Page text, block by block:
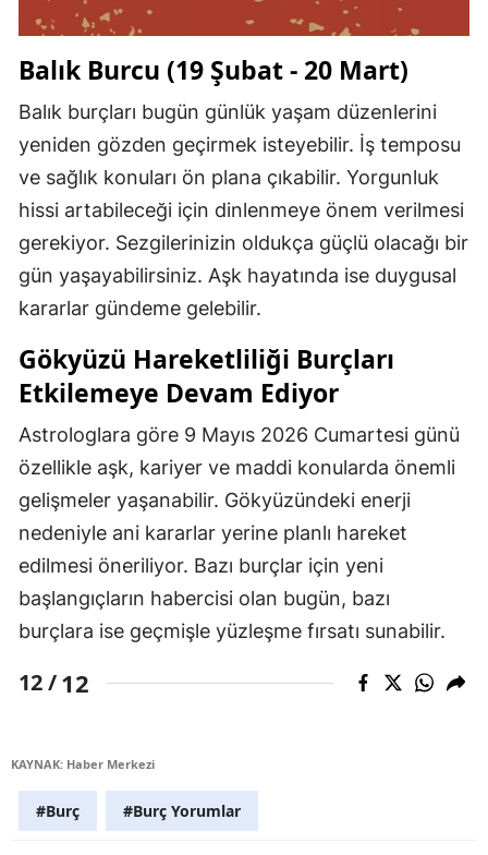
Balık Burcu (19 Şubat - 20 Mart)
Balık burçları bugün günlük yaşam düzenlerini
yeniden gözden geçirmek isteyebilir. İş temposu
ve sağlık konuları ön plana çıkabilir. Yorgunluk
hissi artabileceği için dinlenmeye önem verilmesi
gerekiyor. Sezgilerinizin oldukça güçlü olacağı bir
gün yaşayabilirsiniz. Aşk hayatında ise duygusal
kararlar gündeme gelebilir.
Gökyüzü Hareketliliği Burçları
Etkilemeye Devam Ediyor
Astrologlara göre 9 Mayıs 2026 Cumartesi günü
özellikle aşk, kariyer ve maddi konularda önemli
gelişmeler yaşanabilir. Gökyüzündeki enerji
nedeniyle ani kararlar yerine planlı hareket
edilmesi öneriliyor. Bazı burçlar için yeni
başlangıçların habercisi olan bugün, bazı
burçlara ise geçmişle yüzleşme fırsatı sunabilir.
12 /12
KAYNAK: Haber Merkezi
#Burç #Burç Yorumlar